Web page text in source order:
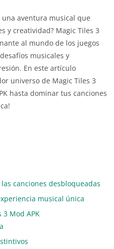
aventura musical que
y creatividad? Magic Tiles 3
al mundo de los juegos
musicales y
En este artículo
universo de Magic Tiles 3
hasta dominar tus canciones
canciones desbloqueadas
musical única
Mod APK